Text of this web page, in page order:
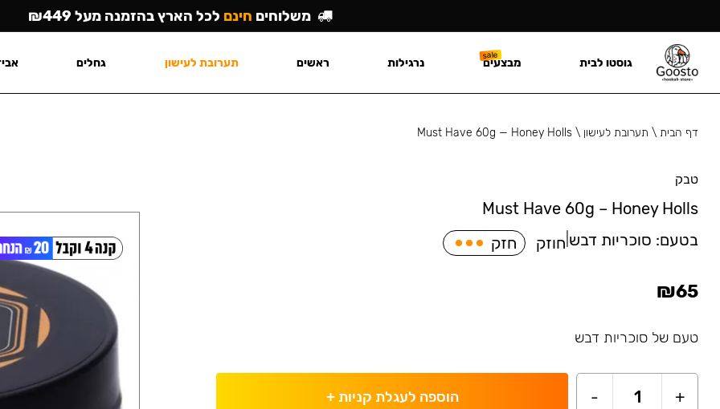
דף הבית\ תערובת לעישון \
Must Have 60g — Honey Holls
טבק
Must Have 60g – Honey Holls
בטעם: סוכריות דבש חוזק חזק
₪65
טעם של סוכריות דבש
+
1
- הוספה לעגלת קניות+
משלוחים חינם לכל הארץ בהזמנה מעל ₪449
גוסטו לבית מבצעים נרגילות ראשים תערובת לעישון גחלים